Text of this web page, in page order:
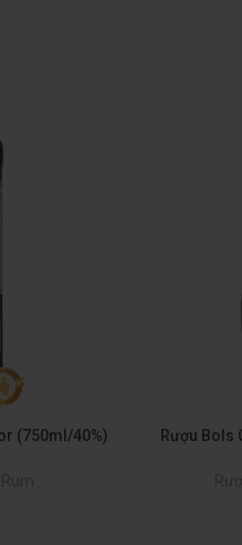
(750ml/40%)
Rượu Bols